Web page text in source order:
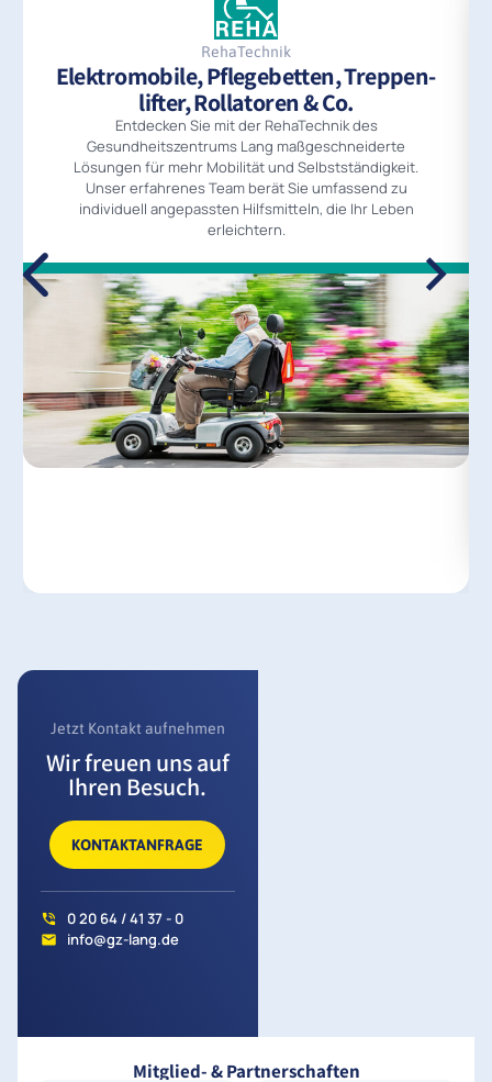
RehaTechnik
Elektromobile, Pflegebetten, Treppen­
lifter, Rollatoren & Co.
Entdecken Sie mit der RehaTechnik des
Gesundheitszentrums Lang maßgeschneiderte
Lösungen für mehr Mobilität und Selbstständigkeit.
Unser erfahrenes Team berät Sie umfassend zu
individuell angepassten Hilfsmitteln, die Ihr Leben
erleichtern.
Jetzt Kontakt aufnehmen
Wir freuen uns auf
Ihren Besuch.
KONTAKTANFRAGE
0 20 64 / 41 37 - 0
info@gz-lang.de
Mitglied- & Partnerschaften